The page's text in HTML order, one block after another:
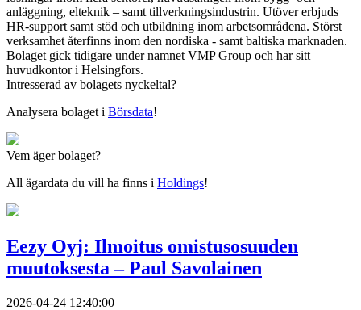
anläggning, elteknik – samt tillverkningsindustrin. Utöver erbjuds
HR-support samt stöd och utbildning inom arbetsområdena. Störst
verksamhet återfinns inom den nordiska - samt baltiska marknaden.
Bolaget gick tidigare under namnet VMP Group och har sitt
huvudkontor i Helsingfors.
Intresserad av bolagets nyckeltal?
Analysera bolaget i Börsdata!
Vem äger bolaget?
All ägardata du vill ha finns i Holdings!
Eezy Oyj: Ilmoitus omistusosuuden
muutoksesta – Paul Savolainen
2026-04-24 12:40:00